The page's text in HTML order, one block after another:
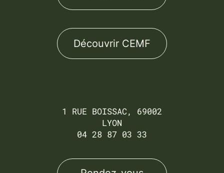
Découvrir CEMF
1 RUE BOISSAC, 69002
LYON
04 28 87 03 33